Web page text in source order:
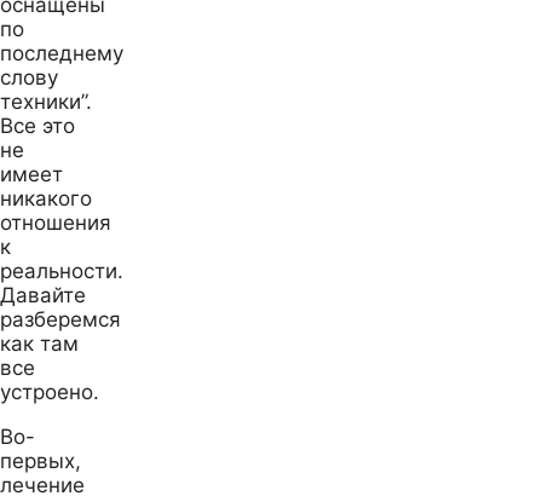
оснащены
по
последнему
слову
техники”.
Все это
не
имеет
никакого
отношения
к
реальности.
Давайте
разберемся
как там
все
устроено.
Во-
первых,
лечение